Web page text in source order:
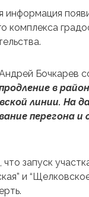
комплекса
Бочкарев
в
линии. На
перегона и
запуск
и